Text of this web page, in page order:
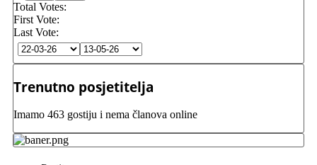
Total Votes:
First Vote:
Last Vote:
Trenutno posjetitelja
Imamo 463 gostiju i nema članova online